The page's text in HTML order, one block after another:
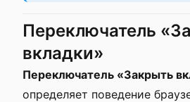
Переключатель
вкладки»
Переключатель «Закрыть
определяет поведение